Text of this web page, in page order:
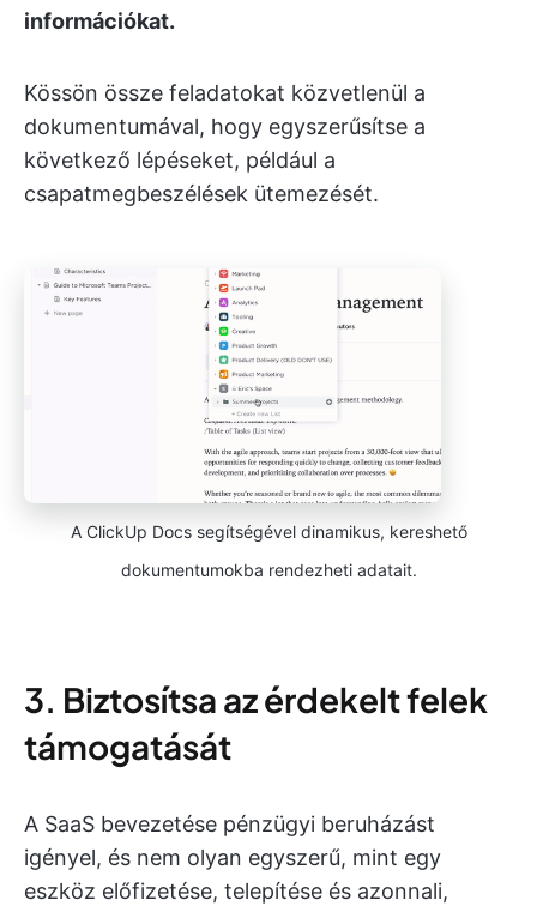
információkat.
Kössön össze feladatokat közvetlenül a
dokumentumával, hogy egyszerűsítse a
következő lépéseket, például a
csapatmegbeszélések ütemezését.
A ClickUp Docs segítségével dinamikus, kereshető
dokumentumokba rendezheti adatait.
3. Biztosítsa az érdekelt felek
támogatását
A SaaS bevezetése pénzügyi beruházást
igényel, és nem olyan egyszerű, mint egy
eszköz előfizetése, telepítése és azonnali,